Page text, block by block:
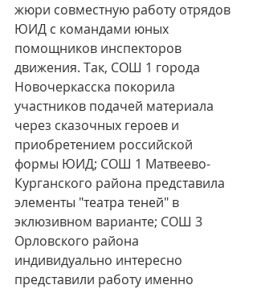
жюри совместную работу отрядов
ЮИД с командами юных
помощников инспекторов
движения. Так, СОШ 1 города
Новочеркасска покорила
участников подачей материала
через сказочных героев и
приобретением российской
формы ЮИД; СОШ 1 Матвеево-
Курганского района представила
элементы "театра теней" в
эклюзивном варианте; СОШ 3
Орловского района
индивидуально интересно
представили работу именно